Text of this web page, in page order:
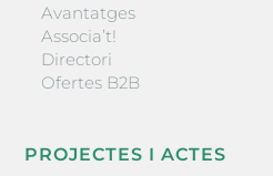
Avantatges
Associa’t!
Directori
Ofertes B2B
PROJECTES I ACTES